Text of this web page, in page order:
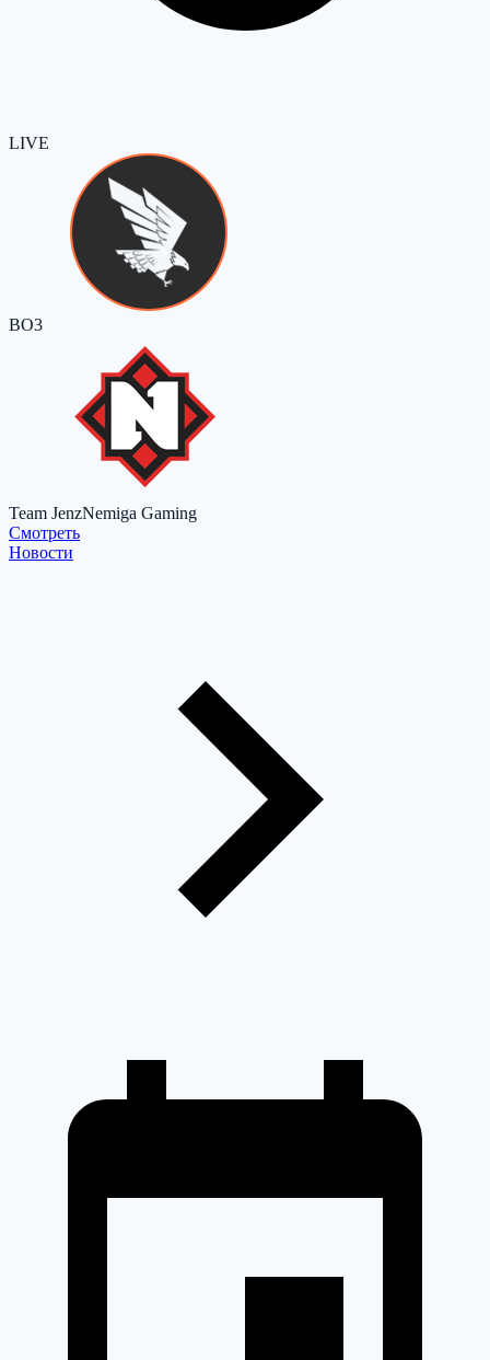
LIVE
BO3
Team JenzNemiga Gaming
Cмотреть
Новости